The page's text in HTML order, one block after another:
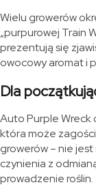
Wielu growerów
„purpurowej Train
prezentują się
owocowy aromat i
Dla
Auto Purple Wreck
która może
growerów – nie
czynienia z
prowadzenie roślin.